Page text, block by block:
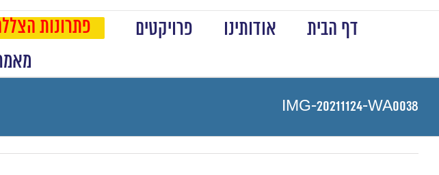
דף הבית אודותינו פרויקטים פתרונות
IMG-20211124-WA0038